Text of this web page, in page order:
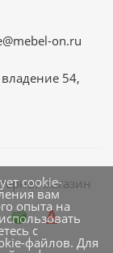
on.ru
54,
магазин
cookie-
вам
опыта на
с
файлов. Для